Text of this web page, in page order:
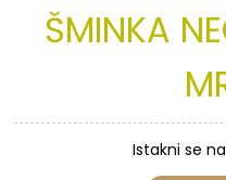
ŠMINKA
Istakni se